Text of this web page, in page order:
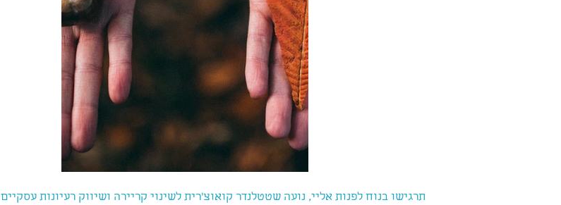
תרגישו בנוח לפנות אליי, נועה שטטלנדר קואוצ'רית לשינוי קריירה ושיווק רעיונות עסקיים